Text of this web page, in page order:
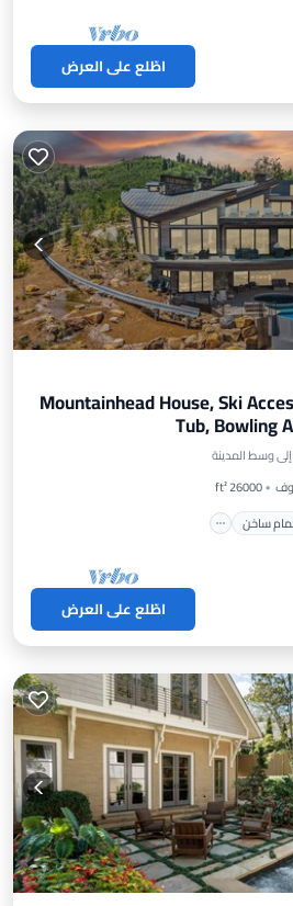
اطّلع على العرض
Mountainhead House, Ski
Tub, Bowling
26000 ft²
ساخن
حوض استحمام ساخن
مسبح
اطّلع على العرض